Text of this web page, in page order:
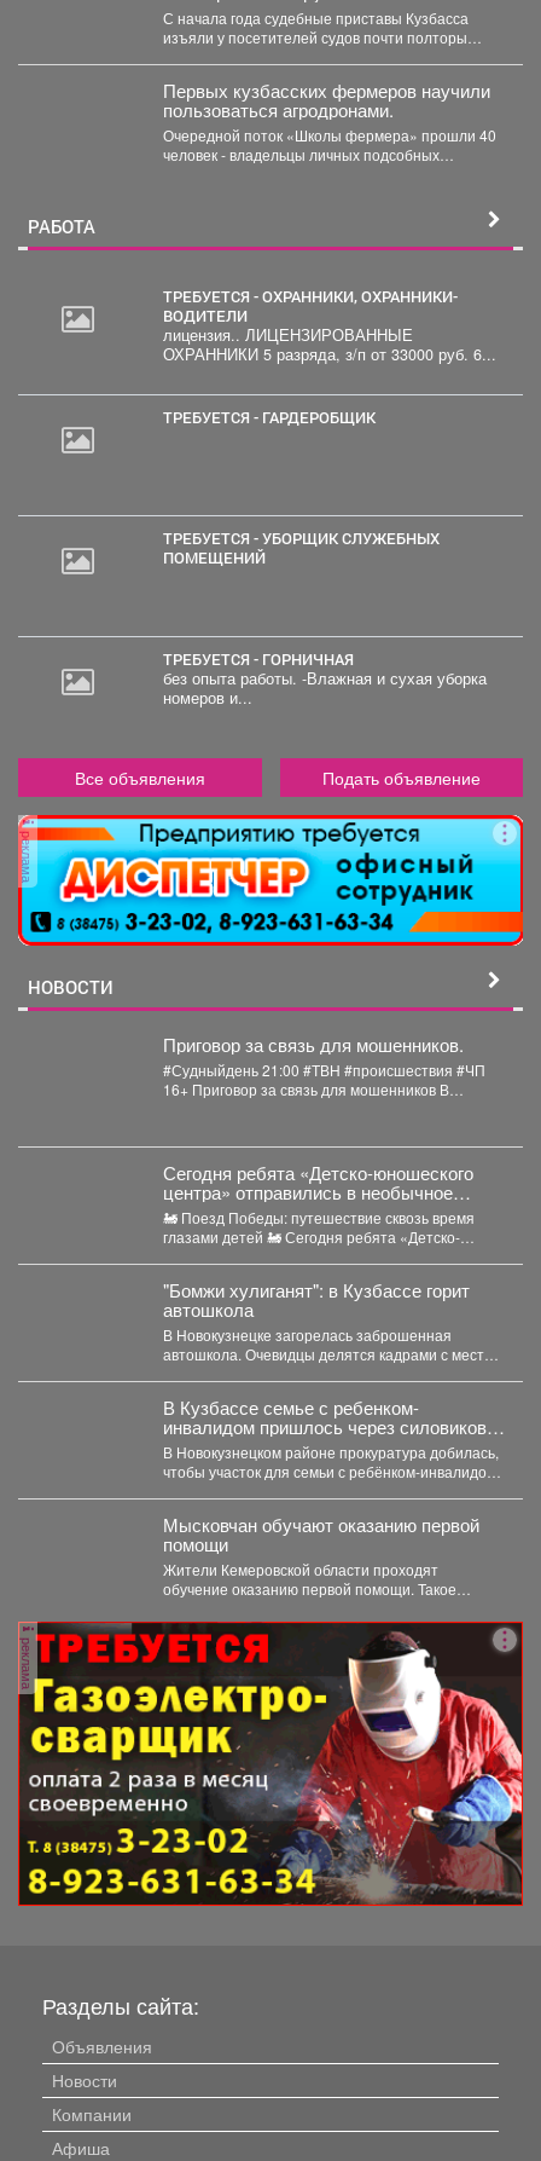
С начала года судебные приставы Кузбасса
изъяли у посетителей судов почти полторы
Первых кузбасских фермеров научили
пользоваться агродронами.
Очередной поток «Школы фермера» прошли 40
человек - владельцы личных подсобных
РАБОТА
ТРЕБУЕТСЯ - ОХРАННИКИ, ОХРАННИКИ-
ВОДИТЕЛИ
лицензия.. ЛИЦЕНЗИРОВАННЫЕ
ОХРАННИКИ 5 разряда, з/п от 33000 руб. 6...
ТРЕБУЕТСЯ - ГАРДЕРОБЩИК
ТРЕБУЕТСЯ - УБОРЩИК СЛУЖЕБНЫХ
ПОМЕЩЕНИЙ
ТРЕБУЕТСЯ - ГОРНИЧНАЯ
без опыта работы. -Влажная и сухая уборка
номеров и...
Все объявления Подать объявление
реклама
НОВОСТИ
Приговор за связь для мошенников.
#Судныйдень 21:00 #ТВН #происшествия #ЧП
16+ Приговор за связь для мошенников В
Сегодня ребята «Детско-юношеского
центра» отправились в необычное
путешествие - на борт «Поезда
Победы».
🚂 Поезд Победы: путешествие сквозь время
глазами детей 🚂 Сегодня ребята «Детско-
"Бомжи хулиганят": в Кузбассе горит
автошкола
В Новокузнецке загорелась заброшенная
автошкола. Очевидцы делятся кадрами с места
В Кузбассе семье с ребенком-
инвалидом пришлось через силовиков
просить воду в дом
В Новокузнецком районе прокуратура добилась,
чтобы участок для семьи с ребёнком-инвалидом
Мысковчан обучают оказанию первой
помощи
Жители Кемеровской области проходят
обучение оказанию первой помощи. Такое
реклама
Разделы сайта:
Объявления
Новости
Компании
Афиша